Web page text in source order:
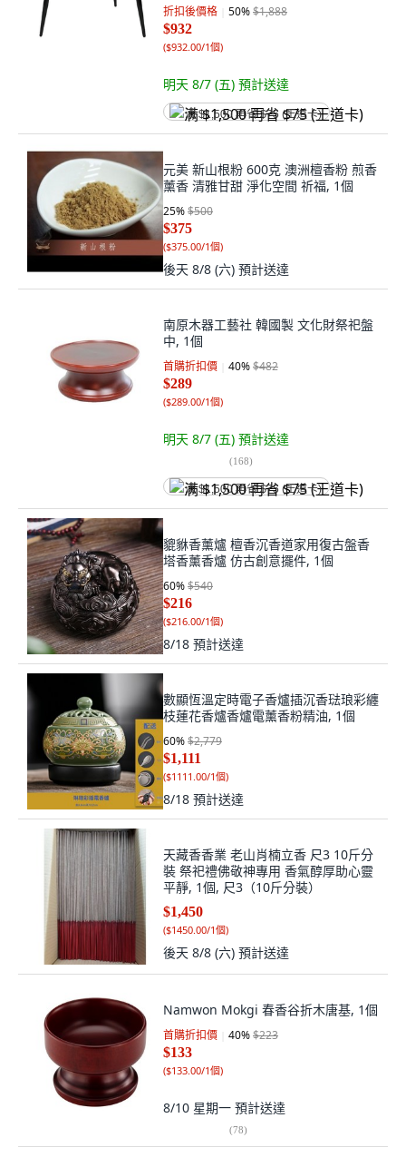
折扣後價格 50%$1,888
$932
($932.00/1個)
明天 8/7 (五) 預計送達
满 $1,500 再省 $75 (王道卡)
元美 新山根粉 600克 澳洲檀香粉 煎香
薰香 清雅甘甜 淨化空間 祈福, 1個
25%$500
$375
($375.00/1個)
後天 8/8 (六) 預計送達
南原木器工藝社 韓國製 文化財祭祀盤
中, 1個
首購折扣價 40%$482
$289
($289.00/1個)
明天 8/7 (五) 預計送達
(168)
满 $1,500 再省 $75 (王道卡)
貔貅香薰爐 檀香沉香道家用復古盤香
塔香薰香爐 仿古創意擺件, 1個
60%$540
$216
($216.00/1個)
8/18 預計送達
數顯恆溫定時電子香爐插沉香琺琅彩纏
枝蓮花香爐香爐電薰香粉精油, 1個
60%$2,779
$1,111
($1111.00/1個)
8/18 預計送達
天藏香香業 老山肖楠立香 尺3 10斤分
裝 祭祀禮佛敬神專用 香氣醇厚助心靈
平靜, 1個, 尺3（10斤分裝）
$1,450
($1450.00/1個)
後天 8/8 (六) 預計送達
Namwon Mokgi 春香谷折木唐基, 1個
首購折扣價 40%$223
$133
($133.00/1個)
8/10 星期一 預計送達
(78)